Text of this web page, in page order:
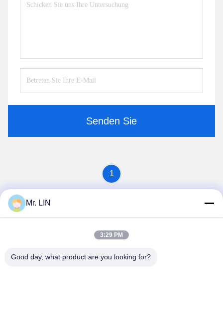
Senden Sie
1
Mr. LIN
3:29 PM
Good day, what product are you looking for?